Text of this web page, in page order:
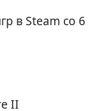
в Steam со 6
II